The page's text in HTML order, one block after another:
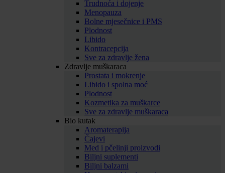
Trudnoća i dojenje
Menopauza
Bolne mjesečnice i PMS
Plodnost
Libido
Kontracepcija
Sve za zdravlje žena
Zdravlje muškaraca
Prostata i mokrenje
Libido i spolna moć
Plodnost
Kozmetika za muškarce
Sve za zdravlje muškaraca
Bio kutak
Aromaterapija
Čajevi
Med i pčelinji proizvodi
Biljni suplementi
Biljni balzami